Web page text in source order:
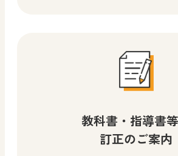
教科書・指導書
訂正のご案内